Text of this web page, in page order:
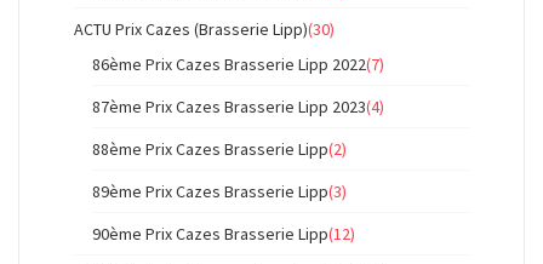
ACTU Prix Cazes (Brasserie Lipp)(30)
86ème Prix Cazes Brasserie Lipp 2022(7)
87ème Prix Cazes Brasserie Lipp 2023(4)
88ème Prix Cazes Brasserie Lipp(2)
89ème Prix Cazes Brasserie Lipp(3)
90ème Prix Cazes Brasserie Lipp(12)